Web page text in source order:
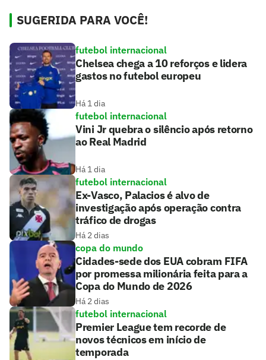
SUGERIDA PARA VOCÊ!
futebol internacional
Chelsea chega a 10 reforços e lidera
gastos no futebol europeu
Há 1 dia
futebol internacional
Vini Jr quebra o silêncio após retorno
ao Real Madrid
Há 1 dia
futebol internacional
Ex-Vasco, Palacios é alvo de
investigação após operação contra
tráfico de drogas
Há 2 dias
copa do mundo
Cidades-sede dos EUA cobram FIFA
por promessa milionária feita para a
Copa do Mundo de 2026
Há 2 dias
futebol internacional
Premier League tem recorde de
novos técnicos em início de
temporada